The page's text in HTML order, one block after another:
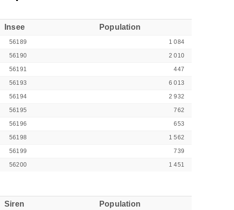
Insee Population
56189
1 084
56190
2 010
56191
447
56193
6 013
56194
2 932
56195
762
56196
653
56198
1 562
56199
739
56200 1 451
Siren Population